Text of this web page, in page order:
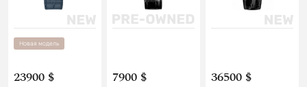
Новая модель
23900 $ 7900 $ 36500 $